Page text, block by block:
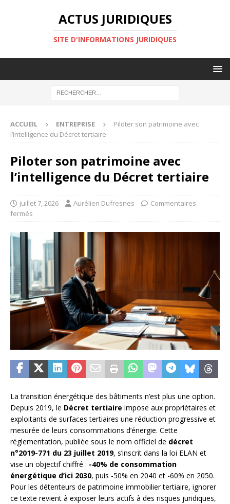
ACTUS JURIDIQUES
SITE D'INFORMATIONS JURIDIQUES
ACCUEIL ENTREPRISE
Piloter son patrimoine avec
l’intelligence du Décret tertiaire
Piloter son patrimoine avec
l’intelligence du Décret tertiaire
juillet 7, 2026 Aurélien Dufresnes
Commentaires
fermés
La transition énergétique des bâtiments n’est plus une option.
Depuis 2019, le Décret tertiaire impose aux propriétaires et
exploitants de surfaces tertiaires une réduction progressive et
mesurée de leurs consommations d’énergie. Cette
réglementation, publiée sous le nom officiel de décret
n°2019-771 du 23 juillet 2019, s’inscrit dans la loi ELAN et
vise un objectif chiffré : -40% de consommation
énergétique d’ici 2030, puis -50% en 2040 et -60% en 2050.
Pour les détenteurs de patrimoine immobilier tertiaire, ignorer
ce texte revient à exposer leurs actifs à des risques juridiques,